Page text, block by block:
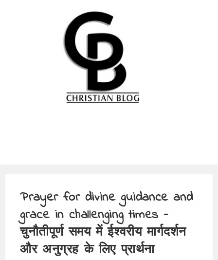
Prayer for divine guidance and
grace in challenging times –
चुनौतीपूर्ण समय में ईश्वरीय मार्गदर्शन
और अनुग्रह के लिए प्रार्थना